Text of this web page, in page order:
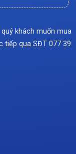
khách muốn mua
tiếp qua SĐT 077 39